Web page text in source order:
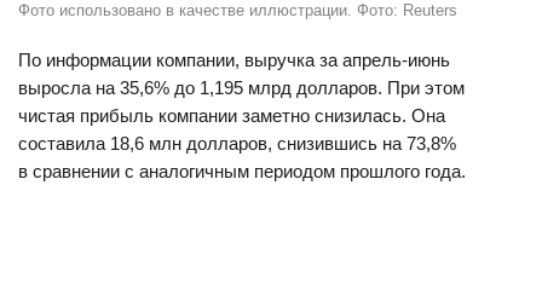
Фото использовано в качестве иллюстрации. Фото: Reuters
По информации компании, выручка за апрель-июнь
выросла на 35,6% до 1,195 млрд долларов. При этом
чистая прибыль компании заметно снизилась. Она
составила 18,6 млн долларов, снизившись на 73,8%
в сравнении с аналогичным периодом прошлого года.